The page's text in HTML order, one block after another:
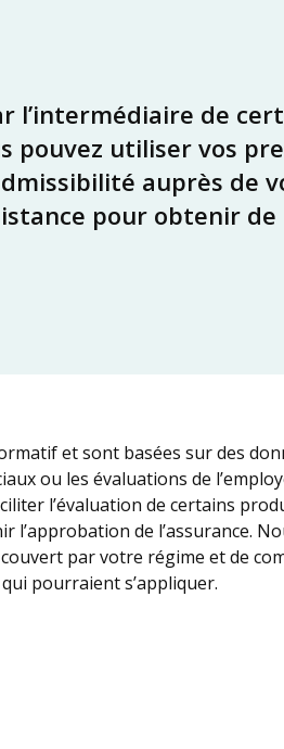
l’intermédiaire de
pouvez utiliser vos
auprès de
pour obtenir de
et sont basées sur des
ou les évaluations de
l’évaluation de certains
de l’assurance.
par votre régime et de
pourraient s’appliquer.